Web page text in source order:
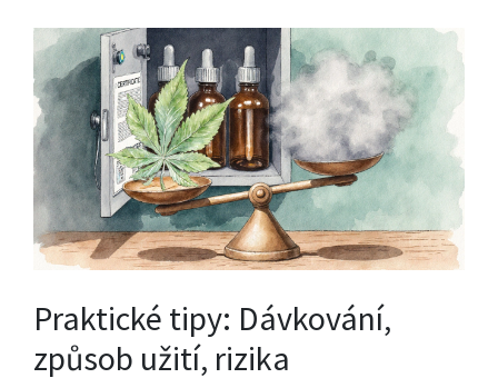
Praktické tipy: Dávkování,
způsob užití, rizika